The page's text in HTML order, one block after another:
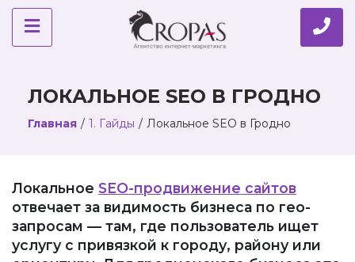
ЛОКАЛЬНОЕ SEO В ГРОДНО
Главная / 1. Гайды / Локальное SEO в Гродно
Локальное SEO-продвижение сайтов
отвечает за видимость бизнеса по гео-
запросам — там, где пользователь ищет
услугу с привязкой к городу, району или